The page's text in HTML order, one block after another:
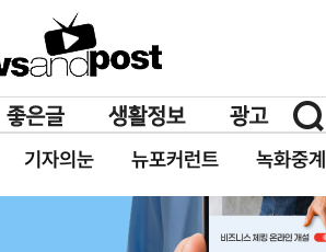
기자의눈 뉴포커런트 녹화중계